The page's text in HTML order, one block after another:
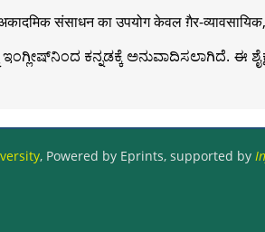
संसाधन का उपयोग केवल ग़ैर-
ಕನ್ನಡಕ್ಕೆ ಅನುವಾದಿಸಲಾಗಿದೆ. ಈ
, Powered by Eprints, supported by